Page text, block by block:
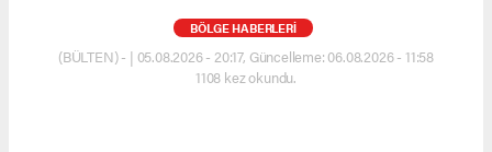
BÖLGE HABERLERİ
(BÜLTEN) - | 05.08.2026 - 20:17, Güncelleme: 06.08.2026 - 11:58
1108 kez okundu.